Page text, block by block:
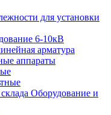
для установки
6-10кВ
арматура
аппараты
Оборудование и